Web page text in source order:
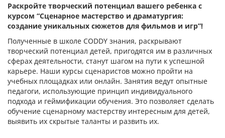
Раскройте творческий потенциал вашего ребенка с
курсом “Сценарное мастерство и драматургия:
создание уникальных сюжетов для фильмов и игр”!
Полученные в школе CODDY знания, раскрывают
творческий потенциал детей, пригодятся им в различных
сферах деятельности, станут шагом на пути к успешной
карьере. Наши курсы сценаристов можно пройти на
учебных площадках или онлайн. Занятия ведут опытные
педагоги, использующие принцип индивидуального
подхода и геймификации обучения. Это позволяет сделать
обучение сценарному мастерству интересным для детей,
выявить их скрытые таланты и развить их.